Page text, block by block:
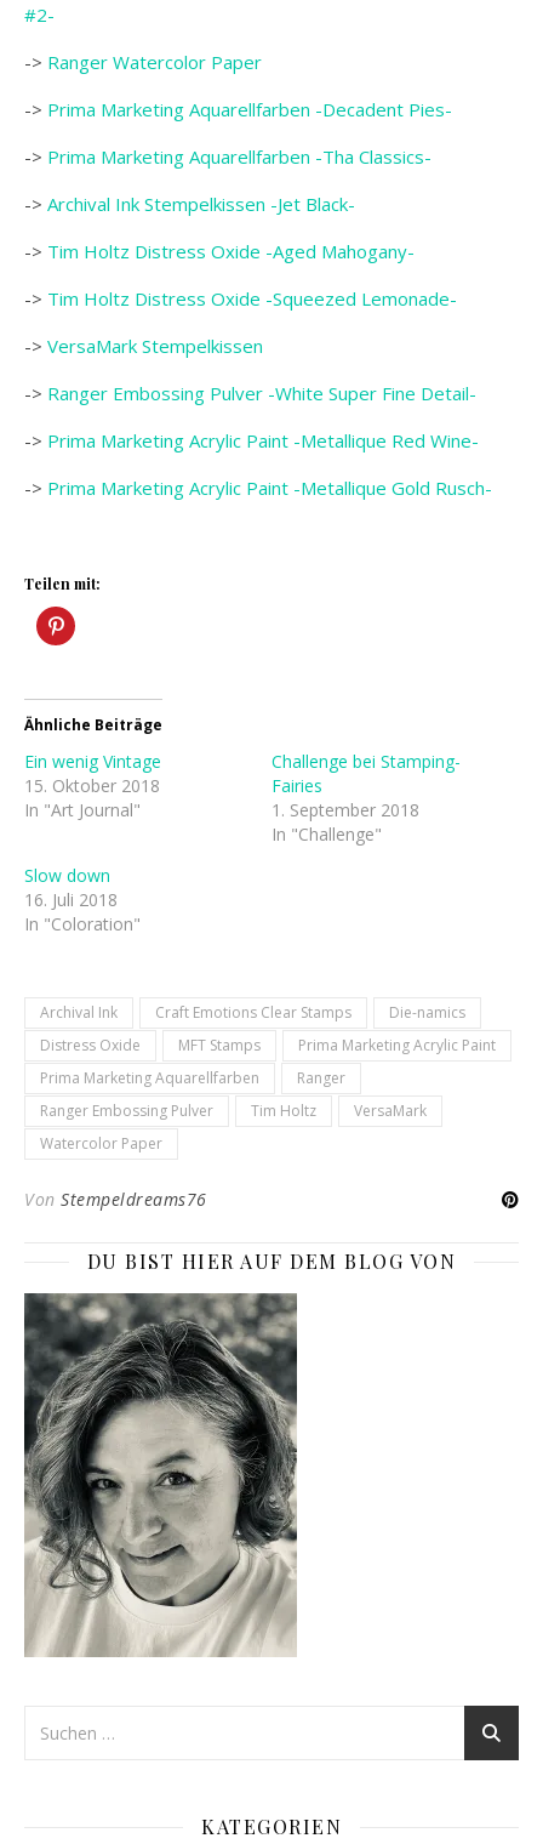
#2-
-> Ranger Watercolor Paper
-> Prima Marketing Aquarellfarben -Decadent Pies-
-> Prima Marketing Aquarellfarben -Tha Classics-
-> Archival Ink Stempelkissen -Jet Black-
-> Tim Holtz Distress Oxide -Aged Mahogany-
-> Tim Holtz Distress Oxide -Squeezed Lemonade-
-> VersaMark Stempelkissen
-> Ranger Embossing Pulver -White Super Fine Detail-
-> Prima Marketing Acrylic Paint -Metallique Red Wine-
-> Prima Marketing Acrylic Paint -Metallique Gold Rusch-
Teilen mit:
Ähnliche Beiträge
Ein wenig Vintage
15. Oktober 2018
In "Art Journal"
Challenge bei Stamping-
Fairies
1. September 2018
In "Challenge"
Slow down
16. Juli 2018
In "Coloration"
Archival Ink Craft Emotions Clear Stamps
Die-namics
Distress Oxide
MFT Stamps
Prima Marketing Acrylic Paint
Prima Marketing Aquarellfarben
Ranger
Ranger Embossing Pulver
Tim Holtz
VersaMark
Watercolor Paper
Von Stempeldreams76
DU BIST HIER AUF DEM BLOG VON
KATEGORIEN